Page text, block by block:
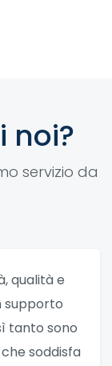
noi?
servizio da
qualità e
supporto
tanto sono
soddisfa